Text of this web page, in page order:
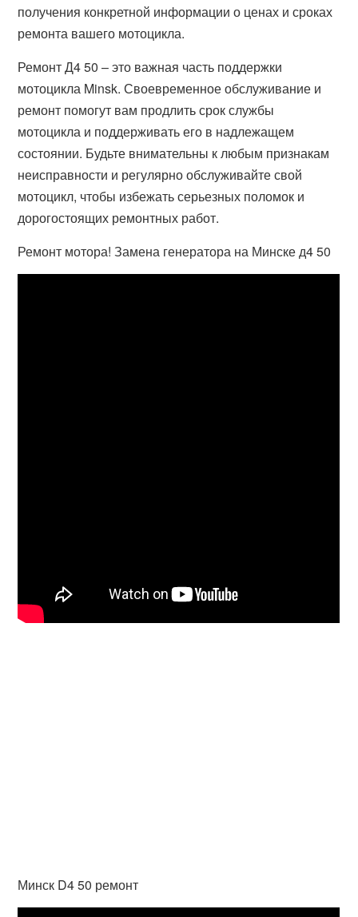
получения конкретной информации о ценах и сроках
ремонта вашего мотоцикла.
Ремонт Д4 50 – это важная часть поддержки
мотоцикла Minsk. Своевременное обслуживание и
ремонт помогут вам продлить срок службы
мотоцикла и поддерживать его в надлежащем
состоянии. Будьте внимательны к любым признакам
неисправности и регулярно обслуживайте свой
мотоцикл, чтобы избежать серьезных поломок и
дорогостоящих ремонтных работ.
Ремонт мотора! Замена генератора на Минске д4 50
Минск D4 50 ремонт